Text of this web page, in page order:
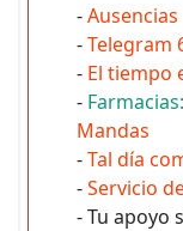
-Ausencias
-Telegram
- El tiempo
- Farmacias:
Mandas
-Tal día
-Servicio
- Tu apoyo